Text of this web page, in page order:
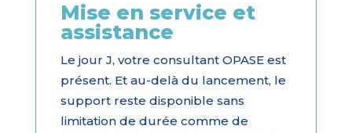
Mise en service et
assistance
Le jour J, votre consultant OPASE est
présent. Et au-delà du lancement, le
support reste disponible sans
limitation de durée comme de